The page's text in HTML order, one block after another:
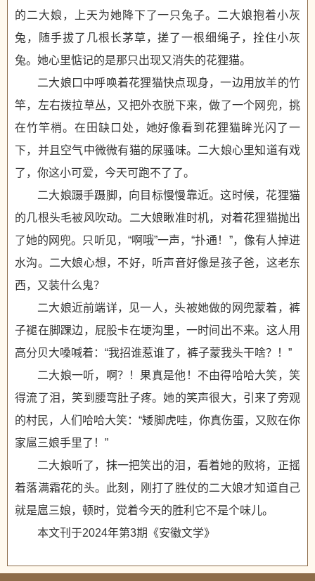
的二大娘，上天为她降下了一只兔子。二大娘抱着小灰
兔，随手拔了几根长茅草，搓了一根细绳子，拴住小灰
兔。她心里惦记的是那只出现又消失的花狸猫。
二大娘口中呼唤着花狸猫快点现身，一边用放羊的竹
竿，左右拨拉草丛，又把外衣脱下来，做了一个网兜，挑
在竹竿梢。在田缺口处，她好像看到花狸猫眸光闪了一
下，并且空气中微微有猫的尿骚味。二大娘心里知道有戏
了，你这小可爱，今天可跑不了了。
二大娘蹑手蹑脚，向目标慢慢靠近。这时候，花狸猫
的几根头毛被风吹动。二大娘瞅准时机，对着花狸猫抛出
了她的网兜。只听见，“啊哦”一声，“扑通！”，像有人掉进
水沟。二大娘心想，不好，听声音好像是孩子爸，这老东
西，又装什么鬼？
二大娘近前端详，见一人，头被她做的网兜蒙着，裤
子褪在脚踝边，屁股卡在埂沟里，一时间出不来。这人用
高分贝大嗓喊着：“我招谁惹谁了，裤子蒙我头干啥？！”
二大娘一听，啊？！果真是他！不由得哈哈大笑，笑
得流了泪，笑到腰弯肚子疼。她的笑声很大，引来了旁观
的村民，人们哈哈大笑：“矮脚虎哇，你真伤蛋，又败在你
家扈三娘手里了！”
二大娘听了，抹一把笑出的泪，看着她的败将，正摇
着落满霜花的头。此刻，刚打了胜仗的二大娘才知道自己
就是扈三娘，顿时，觉着今天的胜利它不是个味儿。
本文刊于2024年第3期《安徽文学》